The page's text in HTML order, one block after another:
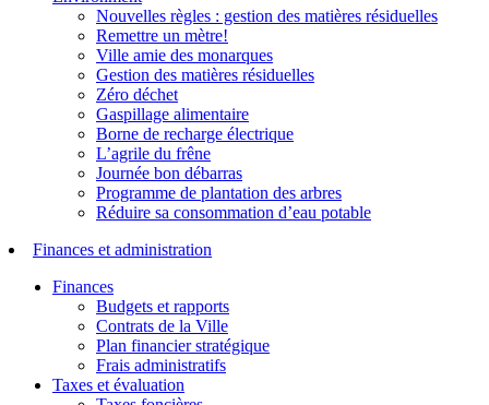
Nouvelles règles : gestion des matières résiduelles
Remettre un mètre!
Ville amie des monarques
Gestion des matières résiduelles
Zéro déchet
Gaspillage alimentaire
Borne de recharge électrique
L’agrile du frêne
Journée bon débarras
Programme de plantation des arbres
Réduire sa consommation d’eau potable
Finances et administration
Finances
Budgets et rapports
Contrats de la Ville
Plan financier stratégique
Frais administratifs
Taxes et évaluation